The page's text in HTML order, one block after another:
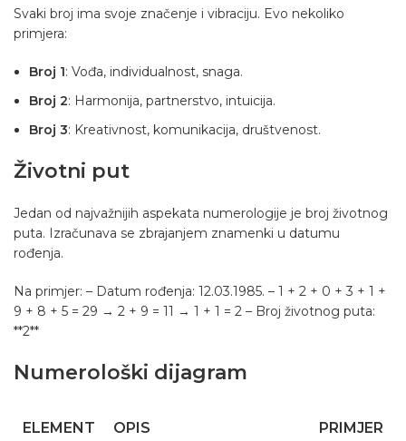
Svaki broj ima svoje značenje i vibraciju. Evo nekoliko
primjera:
Broj 1: Vođa, individualnost, snaga.
Broj 2: Harmonija, partnerstvo, intuicija.
Broj 3: Kreativnost, komunikacija, društvenost.
Životni put
Jedan od najvažnijih aspekata numerologije je broj životnog
puta. Izračunava se zbrajanjem znamenki u datumu
rođenja.
Na primjer: – Datum rođenja: 12.03.1985. – 1 + 2 + 0 + 3 + 1 +
9 + 8 + 5 = 29 → 2 + 9 = 11 → 1 + 1 = 2 – Broj životnog puta:
**2**
Numerološki dijagram
ELEMENT OPIS PRIMJER